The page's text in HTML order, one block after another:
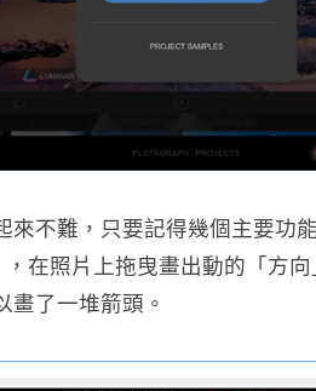
來不難，只要記得幾個主要功
，在照片上拖曳畫出動的「方
畫了一堆箭頭。